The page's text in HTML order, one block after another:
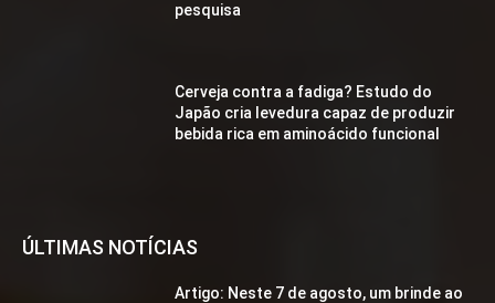
pesquisa
Cerveja contra a fadiga? Estudo do
Japão cria levedura capaz de produzir
bebida rica em aminoácido funcional
ÚLTIMAS NOTÍCIAS
Artigo: Neste 7 de agosto, um brinde ao